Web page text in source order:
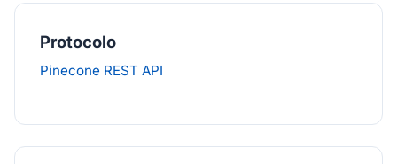
Protocolo
Pinecone REST API